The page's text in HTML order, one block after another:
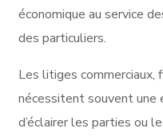
économique au service
des particuliers.
Les litiges commerciaux,
nécessitent souvent une
d’éclairer les parties ou